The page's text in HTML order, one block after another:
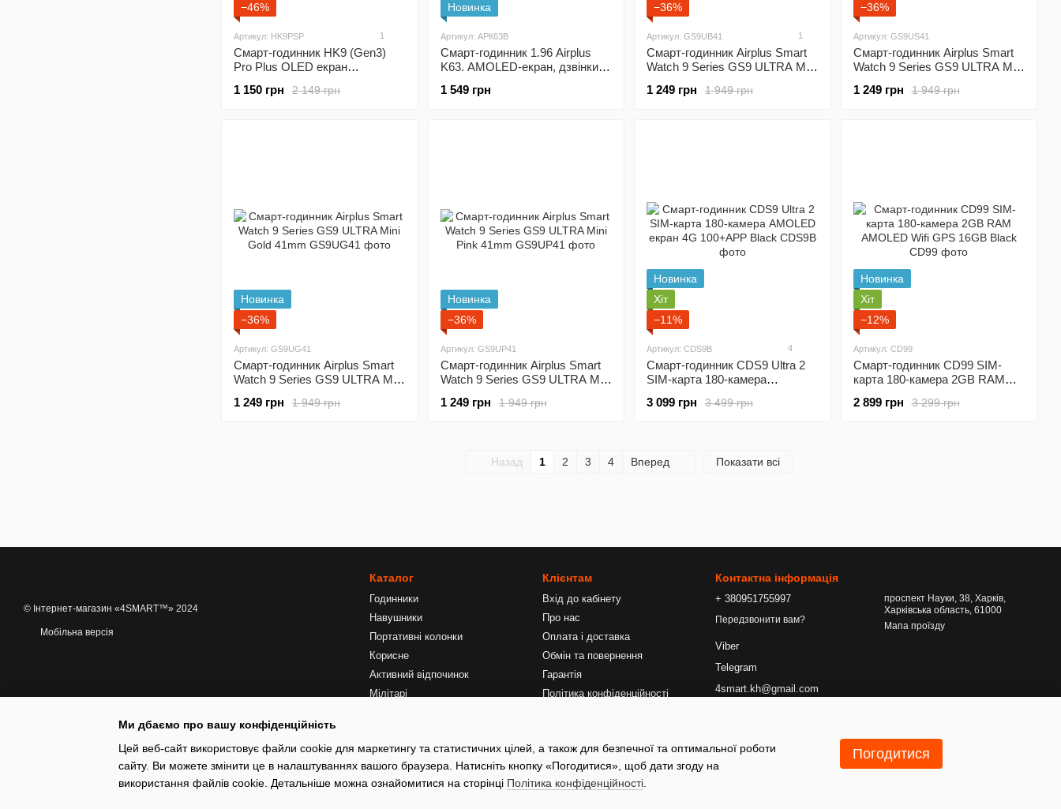
−46%
Артикул: HK9PSP 1
Смарт-годинник HK9 (Gen3)
Pro Plus OLED екран
2 149 грн
1 150 грн
Новинка
Артикул: APК63B
Смарт-годинник 1.96 Airplus
K63. AMOLED-екран, дзвінки,
1 549 грн
−36%
Артикул: GS9UB41 1
Смарт-годинник Airplus Smart
Watch 9 Series GS9 ULTRA Mini
1 949 грн
1 249 грн
−36%
Артикул: GS9US41
Смарт-годинник Airplus Smart
Watch 9 Series GS9 ULTRA Mini
1 949 грн
1 249 грн
Новинка
−36%
Артикул: GS9UG41
Смарт-годинник Airplus Smart
Watch 9 Series GS9 ULTRA Mini
1 949 грн
1 249 грн
Новинка
−36%
Артикул: GS9UP41
Смарт-годинник Airplus Smart
Watch 9 Series GS9 ULTRA Mini
1 949 грн
1 249 грн
Новинка
Хіт
−11%
Артикул: CDS9B 4
Смарт-годинник CDS9 Ultra 2
SIM-карта 180-камера
Black
3 499 грн
3 099 грн
Новинка
Хіт
−12%
Артикул: CD99
Смарт-годинник CD99 SIM-
карта 180-камера 2GB RAM
3 299 грн
2 899 грн
Назад 1 2 3 4 Вперед Показати всі
© Інтернет-магазин «4SMART™» 2024
Мобільна версія
Каталог
Годинники
Навушники
Портативні колонки
Корисне
Активний відпочинок
Мілітарі
Клієнтам
Вхід до кабінету
Про нас
Оплата і доставка
Обмін та повернення
Гарантія
Політика конфіденційності
Відгуки про магазин
Контактна інформація
+ 380951755997
Передзвонити вам?
Viber
Telegram
4smart.kh@gmail.com
проспект Науки, 38, Харків,
Харківська область, 61000
Мапа проїзду
Ми дбаємо про вашу конфіденційність
Цей веб-сайт використовує файли cookie для маркетингу та статистичних цілей, а також для безпечної та оптимальної роботи
сайту. Ви можете змінити це в налаштуваннях вашого браузера. Натисніть кнопку «Погодитися», щоб дати згоду на
використання файлів cookie. Детальніше можна ознайомитися на сторінці Політика конфіденційності
Погодитися